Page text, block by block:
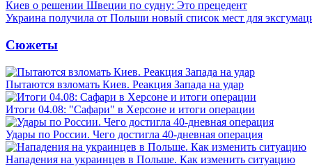
Киев о решении Швеции по судну: Это прецедент
Украина получила от Польши новый список мест для
Сюжеты
Пытаются взломать Киев. Реакция Запада на удар
Итоги 04.08: "Сафари" в Херсоне и итоги операции
Удары по России. Чего достигла 40-дневная операция
Нападения на украинцев в Польше. Как изменить ситуацию